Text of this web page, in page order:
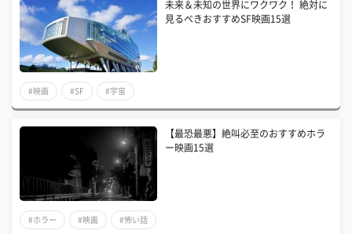
未来＆未知の世界にワクワク！ 絶対に
見るべきおすすめSF映画15選
#映画 #SF #宇宙
【最恐最悪】絶叫必至のおすすめホラ
ー映画15選
#ホラー #映画 #怖い話